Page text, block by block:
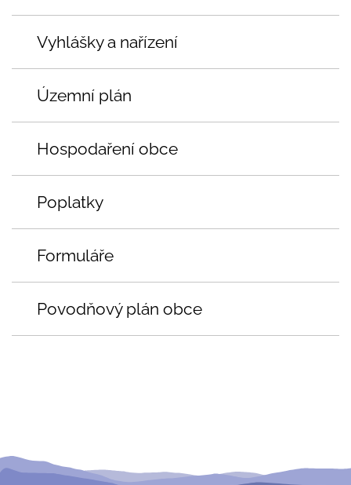
Vyhlášky a nařízení
Územní plán
Hospodaření obce
Poplatky
Formuláře
Povodňový plán obce